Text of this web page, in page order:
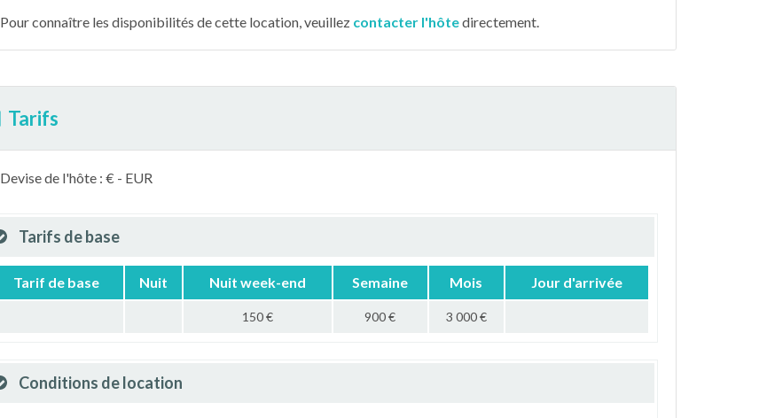
Pour connaître les disponibilités de cette location, veuillez contacter l'hôtedirectement.
Tarifs
Devise de l'hôte : € - EUR
Tarifs de base
Tarif de base Nuit Nuit week-end Semaine Mois Jour d'arrivée
150 € 900 € 3 000 €
Conditions de location